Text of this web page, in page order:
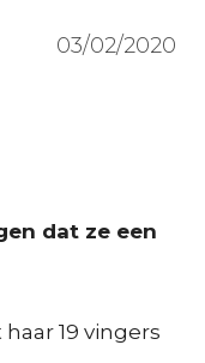
03/02/2020
dat ze een
19 vingers